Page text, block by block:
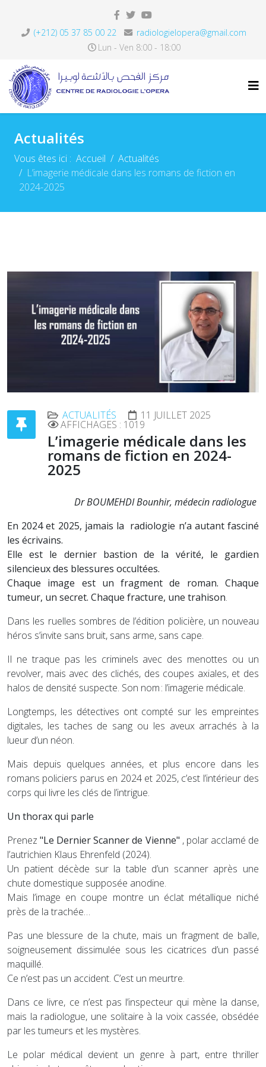
(+212) 05 37 85 00 22
radiologielopera@gmail.com
Lun - Ven 8:00 - 18:00
Actualités
Vous êtes ici : Accueil
Actualités
L’imagerie médicale dans les romans de fiction en
2024-2025
ACTUALITÉS 11 JUILLET 2025
AFFICHAGES : 1019
L’imagerie médicale dans les
romans de fiction en 2024-
2025
Dr BOUMEHDI Bounhir, médecin radiologue
En 2024 et 2025, jamais la radiologie n’a autant fasciné
les écrivains.
Elle est le dernier bastion de la vérité, le gardien
silencieux des blessures occultées.
Chaque image est un fragment de roman. Chaque
tumeur, un secret. Chaque fracture, une trahison.
Dans les ruelles sombres de l’édition policière, un nouveau
héros s’invite sans bruit, sans arme, sans cape.
Il ne traque pas les criminels avec des menottes ou un
revolver, mais avec des clichés, des coupes axiales, et des
halos de densité suspecte. Son nom : l’imagerie médicale.
Longtemps, les détectives ont compté sur les empreintes
digitales, les taches de sang ou les aveux arrachés à la
lueur d’un néon.
Mais depuis quelques années, et plus encore dans les
romans policiers parus en 2024 et 2025, c’est l’intérieur des
corps qui livre les clés de l’intrigue.
Un thorax qui parle
Prenez"Le Dernier Scanner de Vienne" , polar acclamé de
l’autrichien Klaus Ehrenfeld (2024).
Un patient décède sur la table d’un scanner après une
chute domestique supposée anodine.
Mais l’image en coupe montre un éclat métallique niché
près de la trachée…
Pas une blessure de la chute, mais un fragment de balle,
soigneusement dissimulée sous les cicatrices d’un passé
maquillé.
Ce n’est pas un accident. C’est un meurtre.
Dans ce livre, ce n’est pas l’inspecteur qui mène la danse,
mais la radiologue, une solitaire à la voix cassée, obsédée
par les tumeurs et les mystères.
Le polar médical devient un genre à part, entre thriller